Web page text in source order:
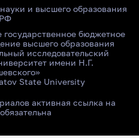
и высшего образования
РФ
бюджетное
высшего образования
исследовательский
имени Н.Г.
State University
активная ссылка на